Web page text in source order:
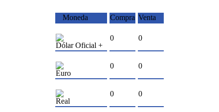
Moneda Compra Venta
Dólar Oficial +
0 0
Euro
0 0
Real
0 0